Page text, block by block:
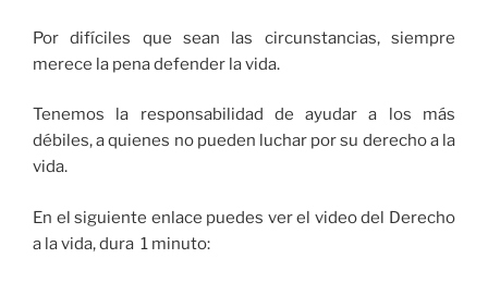
Por difíciles que sean las circunstancias, siempre
merece la pena defender la vida.
Tenemos la responsabilidad de ayudar a los más
débiles, a quienes no pueden luchar por su derecho a la
vida.
En el siguiente enlace puedes ver el video del Derecho
a la vida, dura 1 minuto: